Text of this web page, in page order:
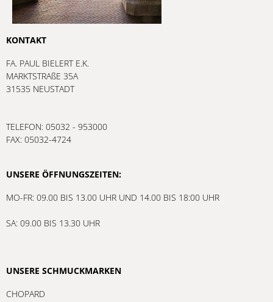
KONTAKT
FA. PAUL BIELERT E.K.
MARKTSTRAßE 35A
31535 NEUSTADT
TELEFON: 05032 - 953000
FAX: 05032-4724
UNSERE ÖFFNUNGSZEITEN:
MO-FR: 09.00 BIS 13.00 UHR UND 14.00 BIS 18:00 UHR
SA: 09.00 BIS 13.30 UHR
UNSERE SCHMUCKMARKEN
CHOPARD